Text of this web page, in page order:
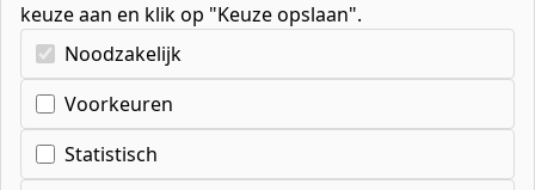
Home»Mavo / havo / vwo
Arabisch op afstand informatie voor scholen»
Aanvraagformulier Arabisch op Afstand
keuze aan en klik op "Keuze opslaan".
Kies uw cookie-voorkeuren
Noodzakelijk
Voorkeuren
Statistisch